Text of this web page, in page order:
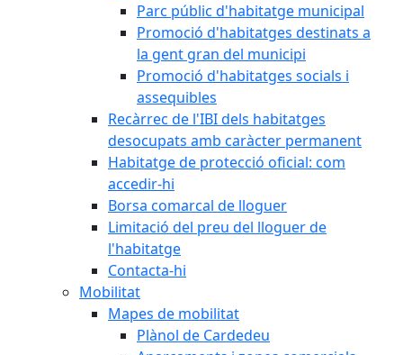
Parc públic d'habitatge municipal
Promoció d'habitatges destinats a
la gent gran del municipi
Promoció d'habitatges socials i
assequibles
Recàrrec de l'IBI dels habitatges
desocupats amb caràcter permanent
Habitatge de protecció oficial: com
accedir-hi
Borsa comarcal de lloguer
Limitació del preu del lloguer de
l'habitatge
Contacta-hi
Mobilitat
Mapes de mobilitat
Plànol de Cardedeu